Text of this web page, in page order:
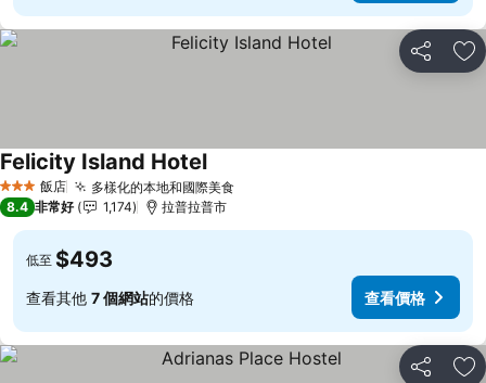
分享 加
3 星級 飯店 多樣化的本地和國際美食查看價格
Felicity Island Hotel查看價格
8.4 非常好 1,174 拉普拉普市
低至 $493
查看其他 7 個網站的價格 查看價格
分享 加